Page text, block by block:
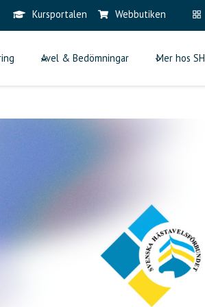
Kursportalen Webbutiken
Avel & Bedömningar Mer hos SH